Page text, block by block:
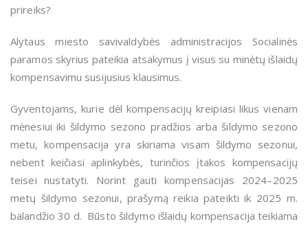
prireiks?
Alytaus miesto savivaldybės administracijos Socialinės
paramos skyrius pateikia atsakymus į visus su minėtų išlaidų
kompensavimu susijusius klausimus.
Gyventojams, kurie dėl kompensacijų kreipiasi likus vienam
mėnesiui iki šildymo sezono pradžios arba šildymo sezono
metu, kompensacija yra skiriama visam šildymo sezonui,
nebent keičiasi aplinkybės, turinčios įtakos kompensacijų
teisei nustatyti. Norint gauti kompensacijas 2024–2025
metų šildymo sezonui, prašymą reikia pateikti ik 2025 m.
balandžio 30 d. Būsto šildymo išlaidų kompensacija teikiama